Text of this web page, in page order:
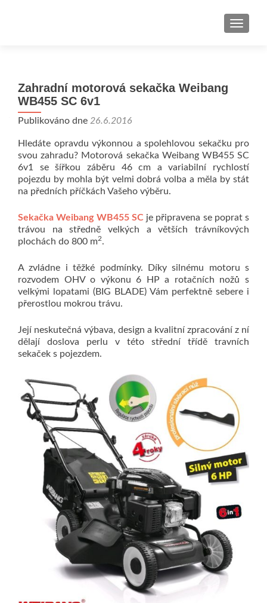
Zahradní motorová sekačka Weibang
WB455 SC 6v1
Publikováno dne 26.6.2016
Hledáte opravdu výkonnou a spolehlovou sekačku pro
svou zahradu? Motorová sekačka Weibang WB455 SC
6v1 se šířkou záběru 46 cm a variabilní rychlostí
pojezdu by mohla být velmi dobrá volba a měla by stát
na předních příčkách Vašeho výběru.
Sekačka Weibang WB455 SC je připravena se poprat s
trávou na středně velkých a větších trávníkových
plochách do 800 m2.
A zvládne i těžké podmínky. Díky silnému motoru s
rozvodem OHV o výkonu 6 HP a rotačních nožů s
velkými lopatami (BIG BLADE) Vám perfektně sebere i
přerostlou mokrou trávu.
Její neskutečná výbava, design a kvalitní zpracování z ní
dělají doslova perlu v této střední třídě travních
sekaček s pojezdem.